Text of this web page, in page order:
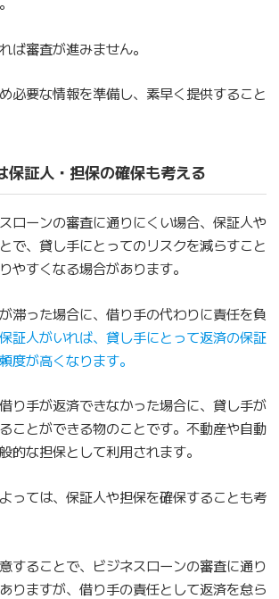
ば審査が進みません。
必要な情報を準備し、素早く提供すること
保証人・担保の確保も考える
ローンの審査に通りにくい場合、保証人や
で、貸し手にとってのリスクを減らすこと
やすくなる場合があります。
滞った場合に、借り手の代わりに責任を負
保証人がいれば、貸し手にとって返済の保証
度が高くなります。
り手が返済できなかった場合に、貸し手が
ことができる物のことです。不動産や自動
的な担保として利用されます。
っては、保証人や担保を確保することも考
することで、ビジネスローンの審査に通り
りますが、借り手の責任として返済を怠ら